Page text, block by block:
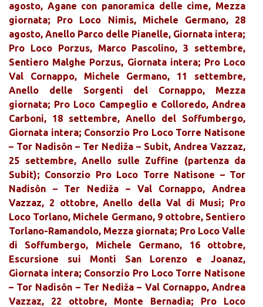
agosto, Agane con panoramica delle cime, Mezza
giornata; Pro Loco Nimis, Michele Germano, 28
agosto, Anello Parco delle Pianelle, Giornata intera;
Pro Loco Porzus, Marco Pascolino, 3 settembre,
Sentiero Malghe Porzus, Giornata intera; Pro Loco
Val Cornappo, Michele Germano, 11 settembre,
Anello delle Sorgenti del Cornappo, Mezza
giornata; Pro Loco Campeglio e Colloredo, Andrea
Carboni, 18 settembre, Anello del Soffumbergo,
Giornata intera; Consorzio Pro Loco Torre Natisone
– Tor Nadisôn – Ter Nediža – Subit, Andrea Vazzaz,
25 settembre, Anello sulle Zuffine (partenza da
Subit); Consorzio Pro Loco Torre Natisone – Tor
Nadisôn – Ter Nediža – Val Cornappo, Andrea
Vazzaz, 2 ottobre, Anello della Val di Musi; Pro
Loco Torlano, Michele Germano, 9 ottobre, Sentiero
Torlano-Ramandolo, Mezza giornata; Pro Loco Valle
di Soffumbergo, Michele Germano, 16 ottobre,
Escursione sui Monti San Lorenzo e Joanaz,
Giornata intera; Consorzio Pro Loco Torre Natisone
– Tor Nadisôn – Ter Nediža – Val Cornappo, Andrea
Vazzaz, 22 ottobre, Monte Bernadia; Pro Loco